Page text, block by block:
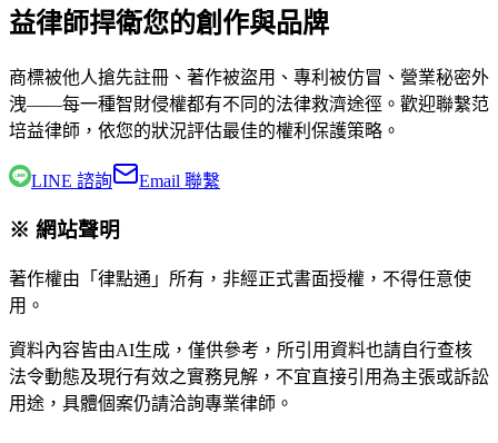
益律師捍衛您的創作與品牌
商標被他人搶先註冊、著作被盜用、專利被仿冒、營業秘密外
洩——每一種智財侵權都有不同的法律救濟途徑。歡迎聯繫范
培益律師 ，依您的狀況評估最佳的權利保護策略。
LINE 諮詢 Email 聯繫
※ 網站聲明
著作權由「律點通」所有，非經正式書面授權，不得任意使
用。
資料內容皆由AI生成，僅供參考，所引用資料也請自行查核
法令動態及現行有效之實務見解，不宜直接引用為主張或訴訟
用途，具體個案仍請洽詢專業律師。